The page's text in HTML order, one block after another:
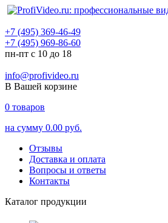
+7 (495) 369-46-49
+7 (495) 969-86-60
пн-пт с 10 до 18
info@profivideo.ru
В Вашей корзине
0 товаров
на сумму 0.00 руб.
Отзывы
Доставка и оплата
Вопросы и ответы
Контакты
Каталог продукции